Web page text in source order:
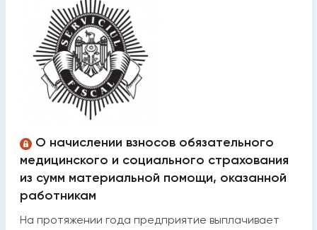
О начислении взносов обязательного
медицинского и социального страхования
из сумм материальной помощи, оказанной
работникам
На протяжении года предприятие выплачивает